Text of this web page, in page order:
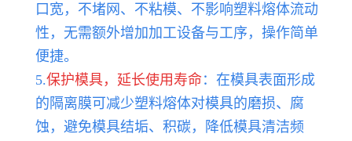
口宽，不堵网、不粘模、不影响塑料熔体流动
性，无需额外增加加工设备与工序，操作简单
便捷。
5.保护模具，延长使用寿命：在模具表面形成
的隔离膜可减少塑料熔体对模具的磨损、腐
蚀，避免模具结垢、积碳，降低模具清洁频